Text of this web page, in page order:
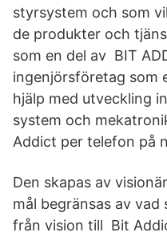
styrsystem och som
de produkter och
som en del av BIT
ingenjörsföretag som
hjälp med utveckling
system och
Addict per telefon på
Den skapas av
mål begränsas av vad
från vision till Bit